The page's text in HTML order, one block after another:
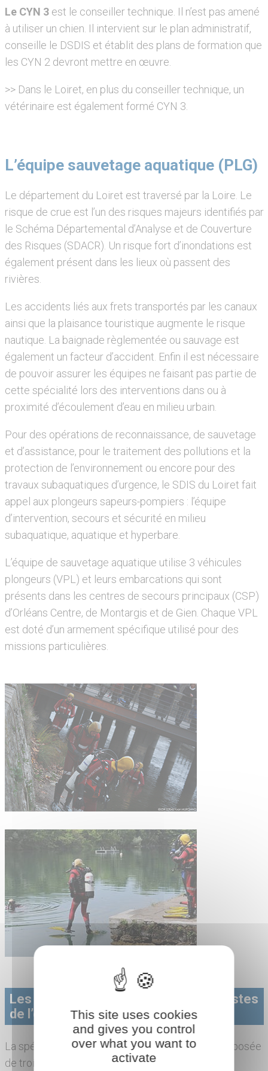
Le CYN 3est le conseiller technique. Il n’est pas amené
à utiliser un chien. Il intervient sur le plan administratif,
conseille le DSDIS et établit des plans de formation que
les CYN 2 devront mettre en œuvre.
>> Dans le Loiret, en plus du conseiller technique, un
vétérinaire est également formé CYN 3.
L’équipe sauvetage aquatique (PLG)
Le département du Loiret est traversé par la Loire. Le
risque de crue est l’un des risques majeurs identifiés par
le Schéma Départemental d’Analyse et de Couverture
des Risques (SDACR). Un risque fort d’inondations est
également présent dans les lieux où passent des
rivières.
Les accidents liés aux frets transportés par les canaux
ainsi que la plaisance touristique augmente le risque
nautique. La baignade règlementée ou sauvage est
également un facteur d’accident. Enfin il est nécessaire
de pouvoir assurer les équipes ne faisant pas partie de
cette spécialité lors des interventions dans ou à
proximité d’écoulement d’eau en milieu urbain.
Pour des opérations de reconnaissance, de sauvetage
et d’assistance, pour le traitement des pollutions et la
protection de l’environnement ou encore pour des
travaux subaquatiques d’urgence, le SDIS du Loiret fait
appel aux plongeurs sapeurs-pompiers : l’équipe
d’intervention, secours et sécurité en milieu
subaquatique, aquatique et hyperbare.
L’équipe de sauvetage aquatique utilise 3 véhicules
plongeurs (VPL) et leurs embarcations qui sont
présents dans les centres de secours principaux (CSP)
d’Orléans Centre, de Montargis et de Gien. Chaque VPL
est doté d’un armement spécifique utilisé pour des
missions particulières.
Les fonctions et qualités des spécialistes
de l’équipe de sauvetage aquatique
La spécialité sauvetage aquatique (PLG) est composée
de trois niveaux d’emploi.
This site uses cookies
and gives you control
over what you want to
activate